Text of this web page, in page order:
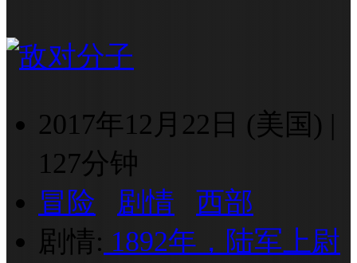
2017年12月22日 (美国) |
127分钟
冒险
剧情
西部
剧情: 1892年，陆军上尉